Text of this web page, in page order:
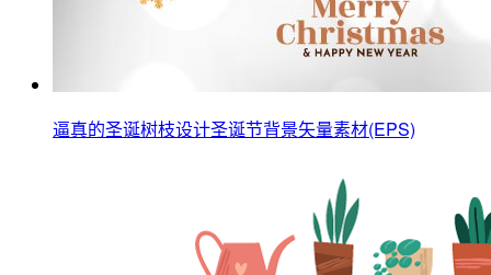
逼真的圣诞树枝设计圣诞节背景矢量素材(EPS)